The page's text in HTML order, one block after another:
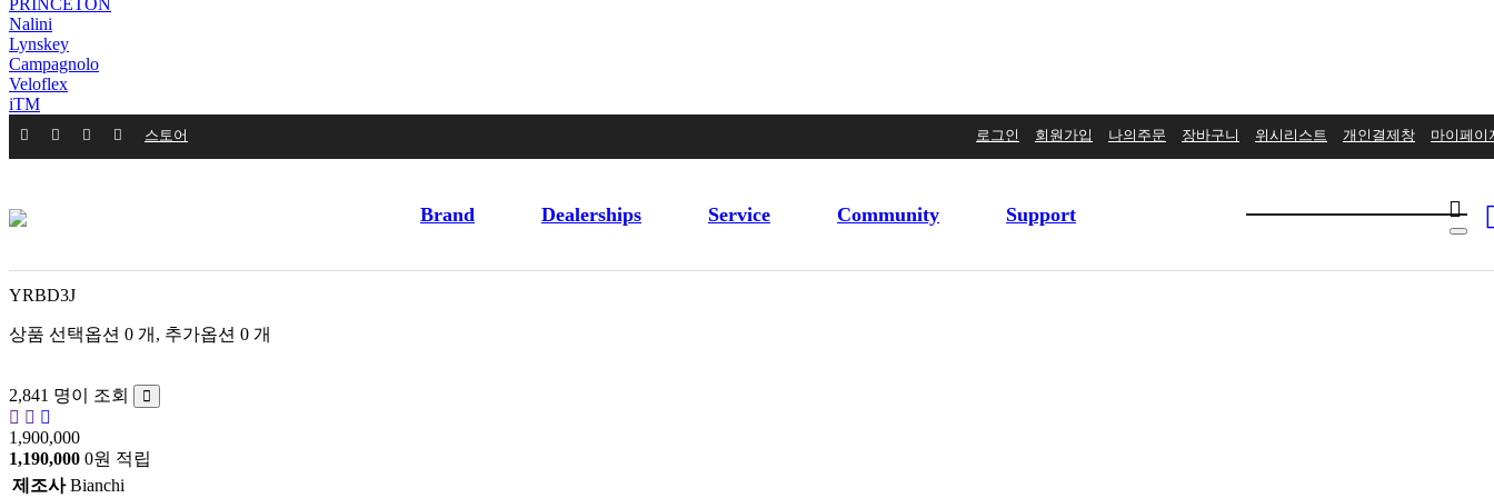
PRINCETON
Nalini
Lynskey
Campagnolo
Veloflex
iTM
스토어 로그인 회원가입 나의주문 장바구니 위시리스트 개인결제창 마이페이
Brand Dealerships Service Community Support
YRBD3J
상품 선택옵션 0 개, 추가옵션 0 개
2,841 명이 조회
1,900,000
1,190,000 0원 적립
제조사 Bianchi